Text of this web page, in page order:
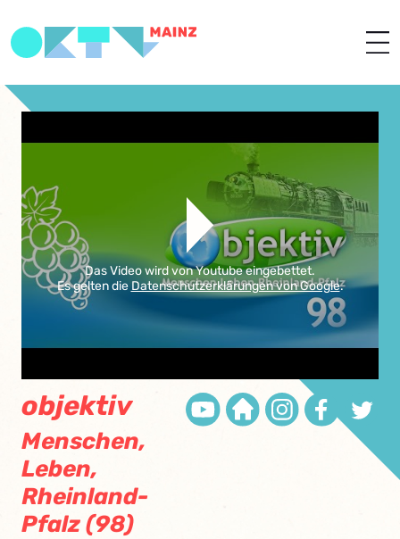
Das Video wird von Youtube eingebettet.
Es gelten die Datenschutzerklärungen von Google.
objektiv
Menschen,
Leben,
Rheinland-
Pfalz (98)